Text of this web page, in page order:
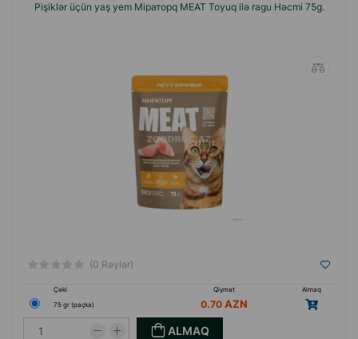
Pişiklər üçün yaş yem Miраторq MEAT Toyuq ilə ragu Həcmi 75g.
(0 Rəylər)
Çəki Qiymət
Almaq
75 gr (paçka)
0.70
ALMAQ